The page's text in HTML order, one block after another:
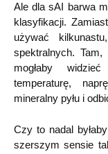
Ale dla sAI barwa
klasyfikacji.
używać
spektralnych.
mogłaby
temperaturę,
mineralny pyłu i
Czy to nadal
szerszym sensie